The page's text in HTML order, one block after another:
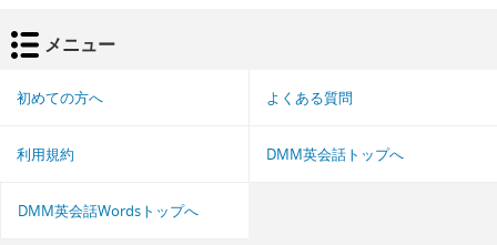
メニュー
初めての方へ よくある質問
利用規約 DMM英会話トップへ
DMM英会話Wordsトップへ